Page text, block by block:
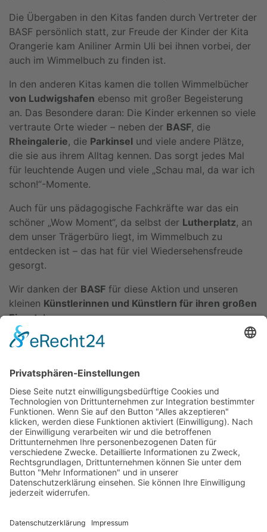
Die Übergaben in den Kitas fanden durch Vertreter der
BASF persönlich statt, zur Freude der Kinder der Kita
Orangerie kam Aniliner Armin Uli bei ihnen vorbei, der
auch im Wimmelbuch zu finden ist.
In den anderen Kitas kamen die tollen Wimmelbücher
von Ludwigshafen ebenso mit großer Begeisterung
an. Das Besondere daran: Die Kinder erkennen so viele
vertraute Orte wieder – neben der BASF, die
Rheingalerie, die Parkinsel und viele andere Plätze,
die sie aus ihrem Alltag kennen. Das sorgt jedes Mal
für leuchtende Augen und viele „Schau mal, da war ich
schon!“-Momente.
Auch für uns pädagogische Fachkräfte war das ein
schöner „Wow Moment“, da selbst der Lutherplatz, an
dem unser Trägerbüro liegt, im Wimmelbuch zu
entdecken ist – das hat für viel Wiedersehensfreude
gesorgt.
Wir danken der BASF für diese Aktion und unseren
kleinen Künstlerinnen und Künstlern für ihren großen
Einsatz!
Kitas
Übersicht
Über uns
Struktur
Team
Suche nach neuen Fachkräften
Für Eltern
Kita-Gespräche
Ausbildung